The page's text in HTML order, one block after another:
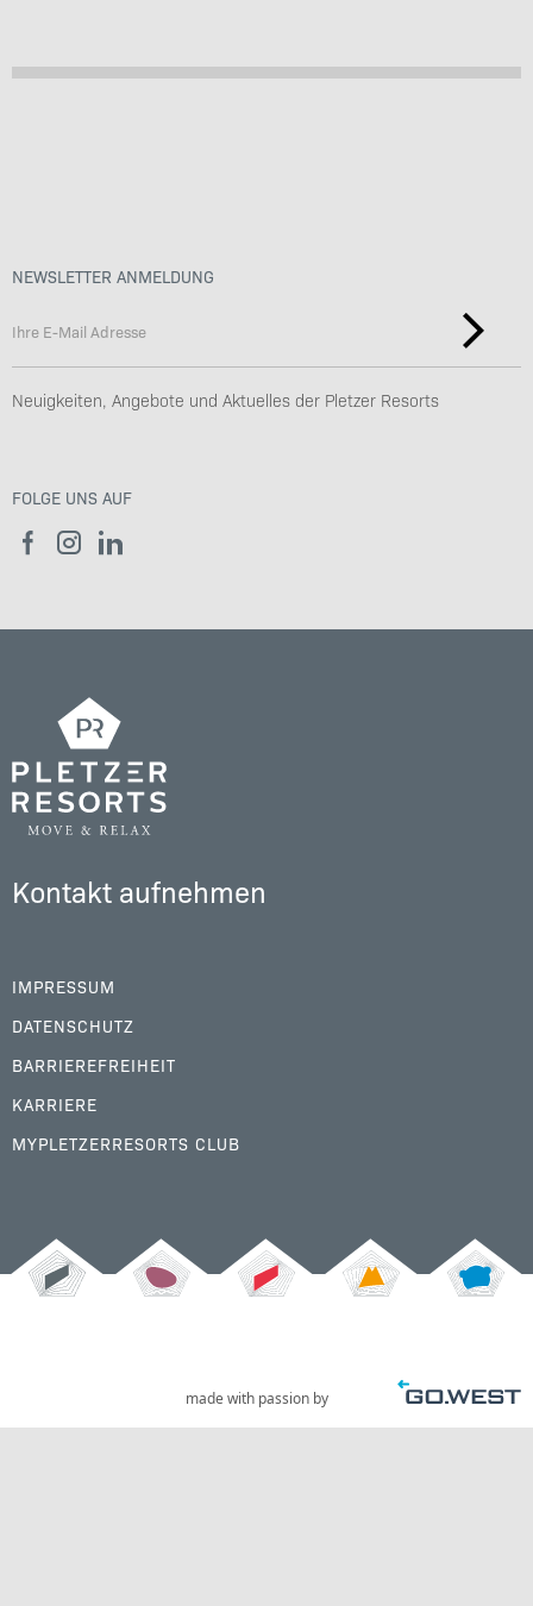
NEWSLETTER ANMELDUNG
Neuigkeiten, Angebote und Aktuelles der Pletzer Resorts
FOLGE UNS AUF
Kontakt aufnehmen
IMPRESSUM
DATENSCHUTZ
BARRIEREFREIHEIT
KARRIERE
MYPLETZERRESORTS CLUB
made with passion by